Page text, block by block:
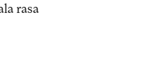
rasa